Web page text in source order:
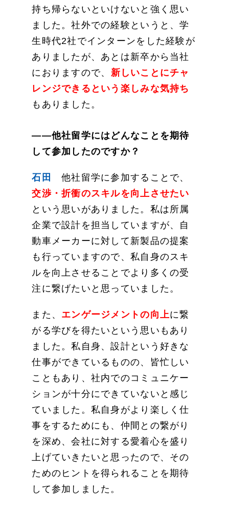
持ち帰らないといけないと強く思い
ました。社外での経験というと、学
生時代2社でインターンをした経験が
ありましたが、あとは新卒から当社
におりますので、 新しいことにチャ
レンジできるという楽しみな気持ち
もありました。
——他社留学にはどんなことを期待
して参加したのですか？
石田
他社留学に参加することで、
交渉・折衝のスキルを向上 させたい
という思いがありました。私は所属
企業で設計を担当していますが、自
動車メーカーに対して新製品の提案
も行っていますので、私自身のスキ
ルを向上させることでより多くの受
注に繋げたいと思っていました。
また、 エンゲージメントの向上に繋
がる学びを得たいという思いもあり
ました。私自身、設計という好きな
仕事ができているものの、皆忙しい
こともあり、社内でのコミュニケー
ションが十分にできていないと感じ
ていました。私自身がより楽しく仕
事をするためにも、仲間との繋がり
を深め、会社に対する愛着心を盛り
上げていきたいと思ったので、その
ためのヒントを得られることを期待
して参加しました。